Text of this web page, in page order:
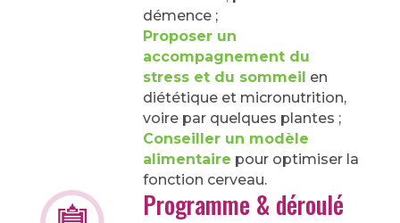
démence ;
Proposer un
accompagnement du
stress et du sommeil en
diététique et micronutrition,
voire par quelques plantes ;
Conseiller un modèle
alimentaire pour optimiser la
fonction cerveau.
Programme & déroulé